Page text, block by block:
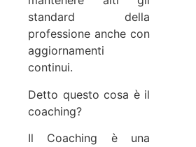
standard della
professione anche con
aggiornamenti
continui.
Detto questo cosa è il
coaching?
Il Coaching è una